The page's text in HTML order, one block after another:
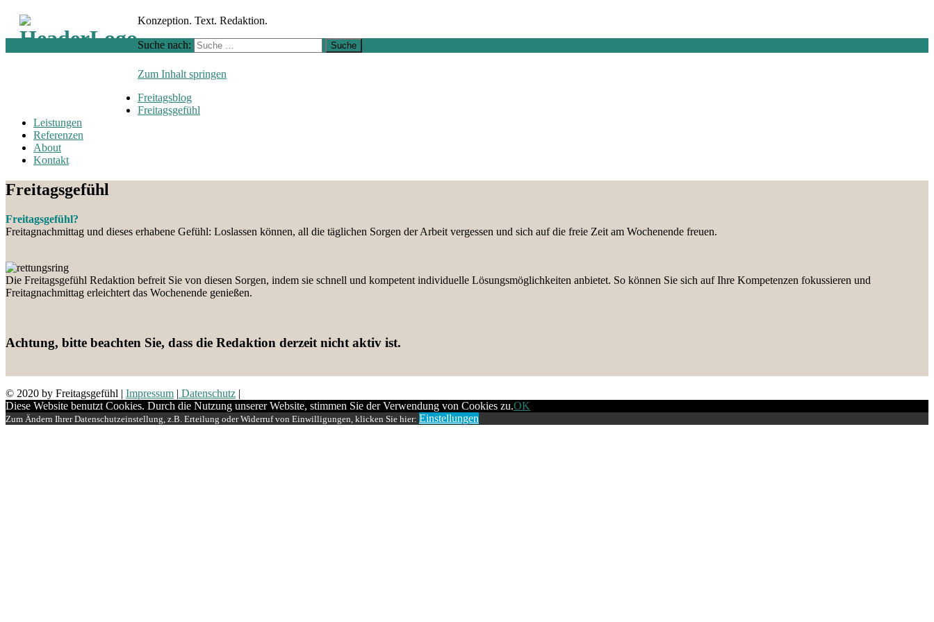
Konzeption. Text. Redaktion.
Suche nach:
Zum Inhalt springen
Freitagsblog
Freitagsgefühl
Leistungen
Referenzen
About
Kontakt
Freitagsgefühl
Freitagsgefühl?
Freitagnachmittag und dieses erhabene Gefühl: Loslassen können, all die täglichen Sorgen der Arbeit vergessen und sich auf die freie Zeit am Wochenende freuen.
Die Freitagsgefühl Redaktion befreit Sie von diesen Sorgen, indem sie schnell und kompetent individuelle Lösungsmöglichkeiten anbietet. So können Sie sich auf Ihre Kompetenzen fokussieren und
Freitagnachmittag erleichtert das Wochenende genießen.
Achtung, bitte beachten Sie, dass die Redaktion derzeit nicht aktiv ist.
© 2020 by Freitagsgefühl | Impressum | Datenschutz |
Diese Website benutzt Cookies. Durch die Nutzung unserer Website, stimmen Sie der Verwendung von Cookies zu.OK
Zum Ändern Ihrer Datenschutzeinstellung, z.B. Erteilung oder Widerruf von Einwilligungen, klicken Sie hier: Einstellungen